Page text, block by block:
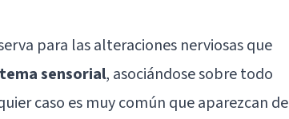
para las alteraciones nerviosas que
sensorial, asociándose sobre todo
caso es muy común que aparezcan de